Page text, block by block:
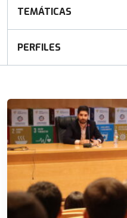
TEMÁTICAS
PERFILES